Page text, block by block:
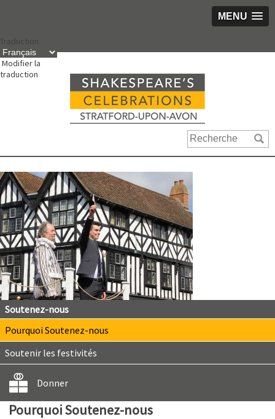
MENU
au
contenu
Modifier la
traduction
Soutenez-nous
Pourquoi Soutenez-nous
Soutenir les festivités
Donner
Pourquoi Soutenez-nous